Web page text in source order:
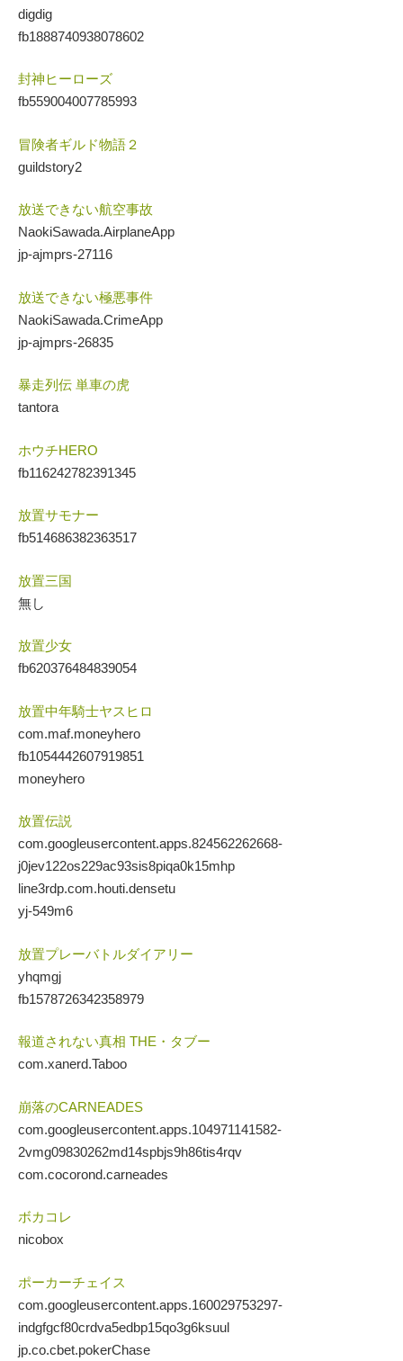
digdig
fb1888740938078602
封神ヒーローズ
fb559004007785993
冒険者ギルド物語２
guildstory2
放送できない航空事故
NaokiSawada.AirplaneApp
jp-ajmprs-27116
放送できない極悪事件
NaokiSawada.CrimeApp
jp-ajmprs-26835
暴走列伝 単車の虎
tantora
ホウチHERO
fb116242782391345
放置サモナー
fb514686382363517
放置三国
無し
放置少女
fb620376484839054
放置中年騎士ヤスヒロ
com.maf.moneyhero
fb1054442607919851
moneyhero
放置伝説
com.googleusercontent.apps.824562262668-
j0jev122os229ac93sis8piqa0k15mhp
line3rdp.com.houti.densetu
yj-549m6
放置プレーバトルダイアリー
yhqmgj
fb1578726342358979
報道されない真相 THE・タブー
com.xanerd.Taboo
崩落のCARNEADES
com.googleusercontent.apps.104971141582-
2vmg09830262md14spbjs9h86tis4rqv
com.cocorond.carneades
ボカコレ
nicobox
ポーカーチェイス
com.googleusercontent.apps.160029753297-
indgfgcf80crdva5edbp15qo3g6ksuul
jp.co.cbet.pokerChase